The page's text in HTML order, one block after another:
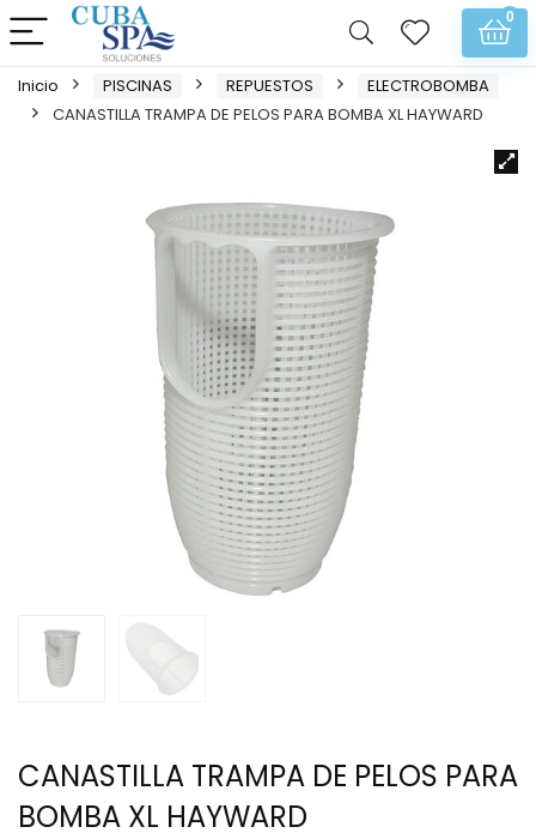
0
Inicio PISCINAS REPUESTOS
ELECTROBOMBA
CANASTILLA TRAMPA DE PELOS PARA BOMBA XL HAYWARD
CANASTILLA TRAMPA DE PELOS PARA
BOMBA XL HAYWARD